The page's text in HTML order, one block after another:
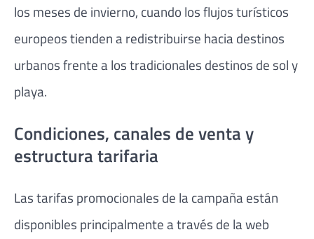
los meses de invierno, cuando los flujos turísticos
europeos tienden a redistribuirse hacia destinos
urbanos frente a los tradicionales destinos de sol y
playa.
Condiciones, canales de venta y
estructura tarifaria
Las tarifas promocionales de la campaña están
disponibles principalmente a través de la web